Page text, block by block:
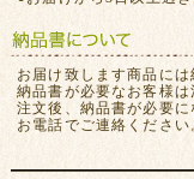
お届け致します商品に
納品書が必要なお客様は
注文後、納品書が必要
お電話でご連絡ください